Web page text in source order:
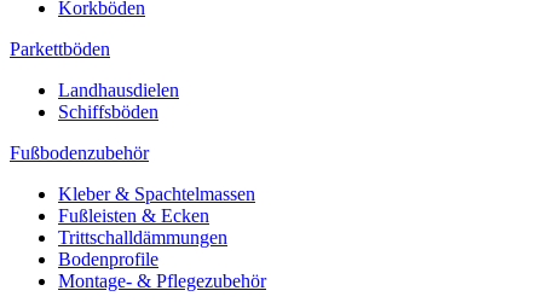
Korkböden
Parkettböden
Landhausdielen
Schiffsböden
Fußbodenzubehör
Kleber & Spachtelmassen
Fußleisten & Ecken
Trittschalldämmungen
Bodenprofile
Montage- & Pflegezubehör